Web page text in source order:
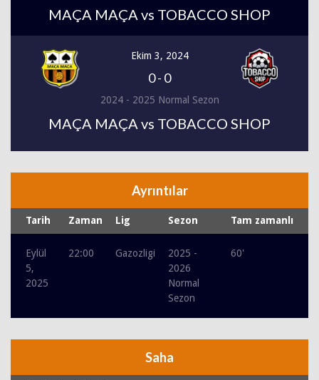
MAÇA MAÇA vs TOBACCO SHOP
Ekim 3, 2024
0- 0
2024 - 2025 Normal Sezon
MAÇA MAÇA vs TOBACCO SHOP
Ayrıntılar
Tarih Zaman Lig Sezon Tam zamanlı
Eylül
5,
2025
22:00 Gazozligi
2025 -
2026
Normal
Sezon
60'
Saha